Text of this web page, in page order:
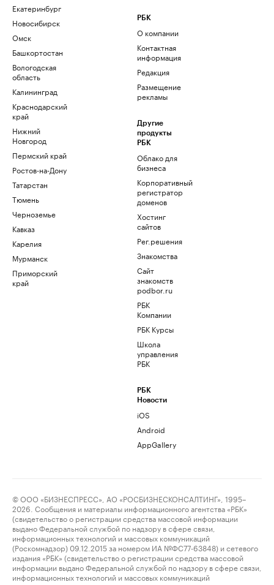
Екатеринбург
Новосибирск
Омск
Башкортостан
Вологодская
область
Калининград
Краснодарский
край
Нижний
Новгород
Пермский край
Ростов-на-Дону
Татарстан
Тюмень
Черноземье
Кавказ
Карелия
Мурманск
Приморский
край
РБК
О компании
Контактная
информация
Редакция
Размещение
рекламы
Другие
продукты
РБК
Облако для
бизнеса
Корпоративный
регистратор
доменов
Хостинг
сайтов
Рег.решения
Знакомства
Сайт
знакомств
podbor.ru
РБК
Компании
РБК Курсы
Школа
управления
РБК
РБК
Новости
iOS
Android
AppGallery
© ООО «БИЗНЕСПРЕСС», АО «РОСБИЗНЕСКОНСАЛТИНГ», 1995–
2026. Сообщения и материалы информационного агентства «РБК»
(свидетельство о регистрации средства массовой информации
выдано Федеральной службой по надзору в сфере связи,
информационных технологий и массовых коммуникаций
(Роскомнадзор) 09.12.2015 за номером ИА №ФС77-63848) и сетевого
издания «РБК» (свидетельство о регистрации средства массовой
информации выдано Федеральной службой по надзору в сфере связи,
информационных технологий и массовых коммуникаций